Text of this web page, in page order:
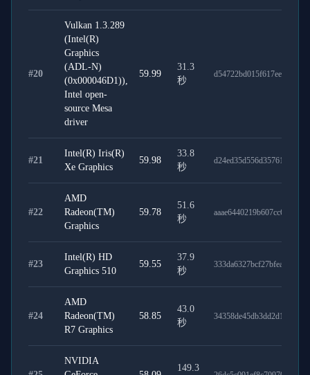
#20
Vulkan 1.3.289
(Intel(R)
Graphics
(ADL-N)
(0x000046D1)),
Intel open-
source Mesa
driver
59.99
31.3
秒
d54722bd015f617ee712
#21
Intel(R) Iris(R)
Xe Graphics
59.98
33.8
秒
d24ed35d556d35761426
#22
AMD
Radeon(TM)
Graphics
59.78
51.6
秒
aaae6440219b607cc6ba
#23
Intel(R) HD
Graphics 510
59.55
37.9
秒
333da6327bcf27bfea98
#24
AMD
Radeon(TM)
R7 Graphics
58.85
43.0
秒
34358de45db3dd2d1b30
NVIDIA
149.3